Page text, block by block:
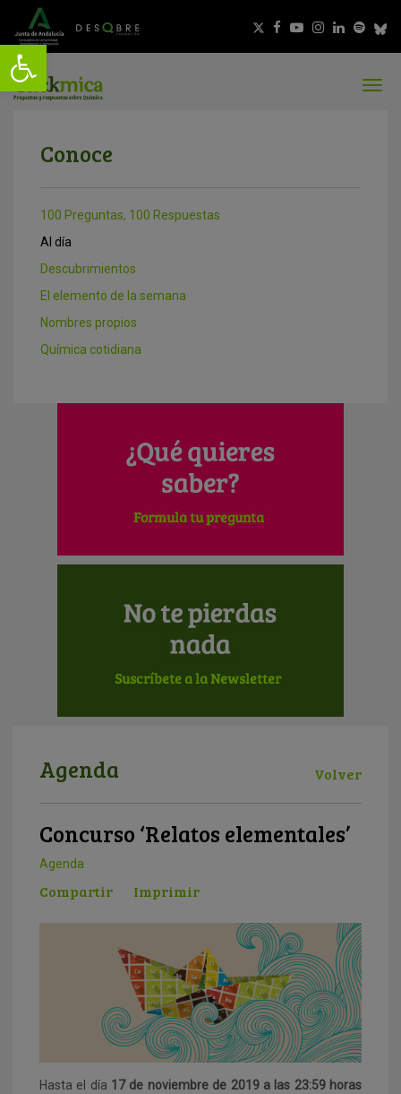
Conoce
100 Preguntas, 100 Respuestas
Al día
Descubrimientos
El elemento de la semana
Nombres propios
Química cotidiana
Agenda Volver
Concurso ‘Relatos elementales’
Agenda
Compartir Imprimir
Hasta el día 17 de noviembre de 2019 a las 23:59 horas